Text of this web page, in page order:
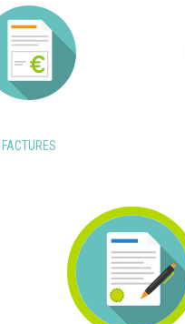
FACTURES